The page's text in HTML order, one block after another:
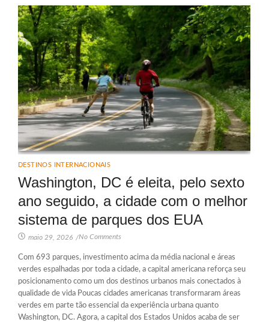
DESTINOS INTERNACIONAIS
Washington, DC é eleita, pelo sexto
ano seguido, a cidade com o melhor
sistema de parques dos EUA
maio 29, 2026 /No Comments
Com 693 parques, investimento acima da média nacional e áreas
verdes espalhadas por toda a cidade, a capital americana reforça seu
posicionamento como um dos destinos urbanos mais conectados à
qualidade de vida Poucas cidades americanas transformaram áreas
verdes em parte tão essencial da experiência urbana quanto
Washington, DC. Agora, a capital dos Estados Unidos acaba de ser